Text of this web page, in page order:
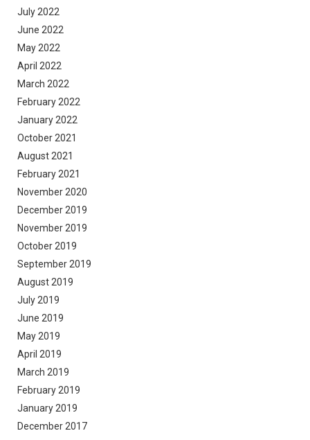
July 2022
June 2022
May 2022
April 2022
March 2022
February 2022
January 2022
October 2021
August 2021
February 2021
November 2020
December 2019
November 2019
October 2019
September 2019
August 2019
July 2019
June 2019
May 2019
April 2019
March 2019
February 2019
January 2019
December 2017